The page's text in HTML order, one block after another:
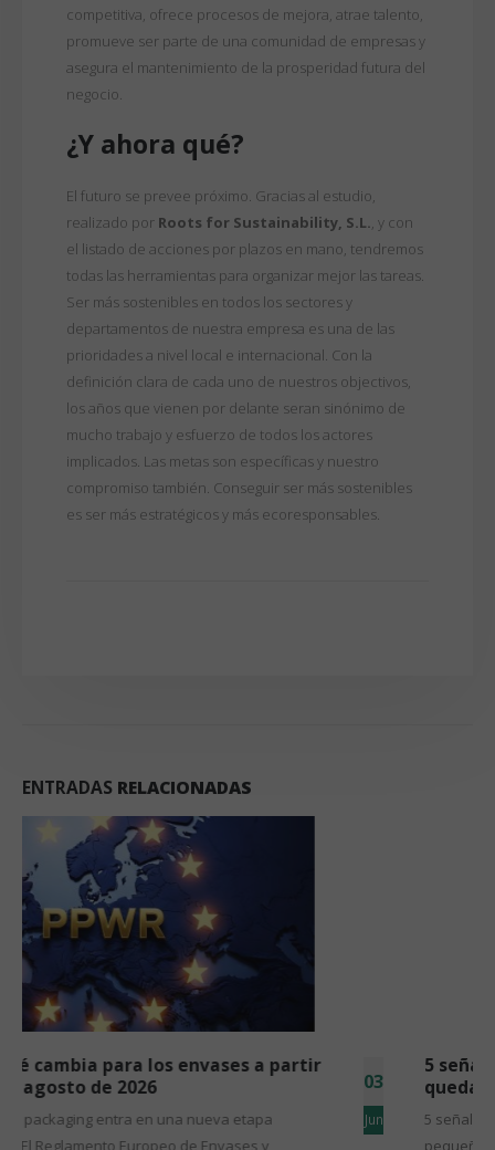
competitiva, ofrece procesos de mejora, atrae talento,
promueve ser parte de una comunidad de empresas y
asegura el mantenimiento de la prosperidad futura del
negocio.
¿Y ahora qué?
El futuro se prevee próximo. Gracias al estudio,
realizado por Roots for Sustainability, S.L., y con
el listado de acciones por plazos en mano, tendremos
todas las herramientas para organizar mejor las tareas.
Ser más sostenibles en todos los sectores y
departamentos de nuestra empresa es una de las
prioridades a nivel local e internacional. Con la
definición clara de cada uno de nuestros objectivos,
los años que vienen por delante seran sinónimo de
mucho trabajo y esfuerzo de todos los actores
implicados. Las metas son específicas y nuestro
compromiso también. Conseguir ser más sostenibles
es ser más estratégicos y más ecoresponsables.
ENTRADAS RELACIONADAS
03
Jun
5 señales de que tu línea de envasado se ha
quedado pequeña
5 señales de que tu línea de envasado se ha quedado
pequeña Si cambiar de una referencia a otra supone